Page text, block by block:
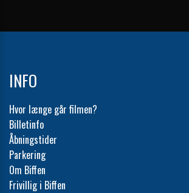
INFO
Hvor længe går filmen?
Billetinfo
Åbningstider
Parkering
Om Biffen
Frivillig i Biffen